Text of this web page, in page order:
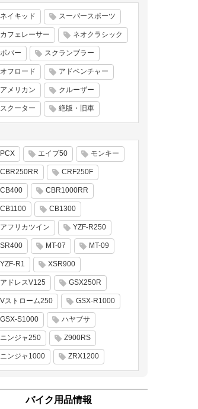
ネイキッド スーパースポーツ
カフェレーサー ネオクラシック
ボバー スクランブラー
オフロード アドベンチャー
アメリカン クルーザー
スクーター 絶版・旧車
PCX エイプ50 モンキー
CBR250RR CRF250F
CB400 CBR1000RR
CB1100 CB1300
アフリカツイン YZF-R250
SR400 MT-07 MT-09
YZF-R1 XSR900
アドレスV125 GSX250R
Vストローム250 GSX-R1000
GSX-S1000 ハヤブサ
ニンジャ250 Z900RS
ニンジャ1000 ZRX1200
バイク用品情報